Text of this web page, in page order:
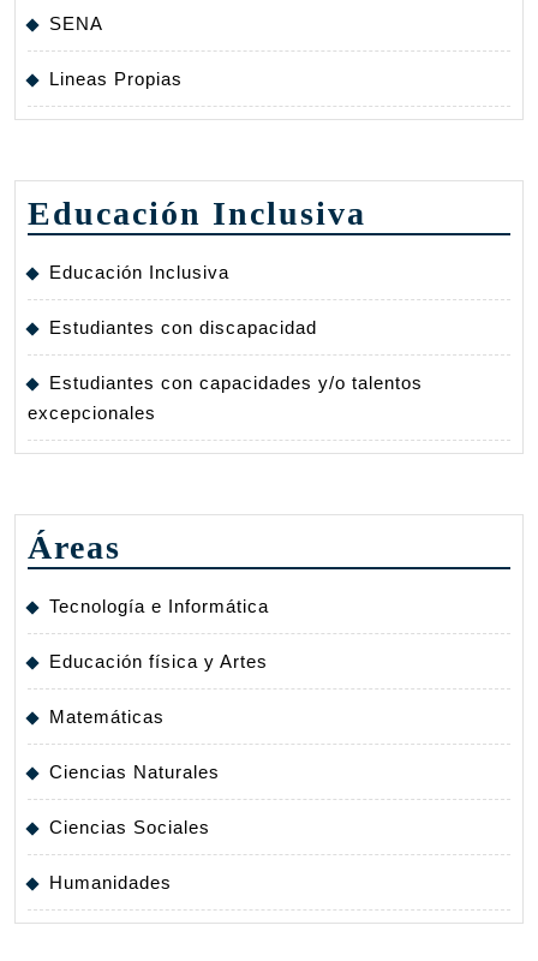
SENA
Lineas Propias
Educación Inclusiva
Educación Inclusiva
Estudiantes con discapacidad
Estudiantes con capacidades y/o talentos
excepcionales
Áreas
Tecnología e Informática
Educación física y Artes
Matemáticas
Ciencias Naturales
Ciencias Sociales
Humanidades